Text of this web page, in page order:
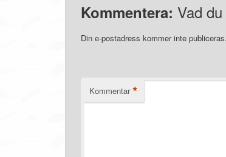
Kommentera: Vad
Din e-postadress kommer inte publiceras.
Kommentar *